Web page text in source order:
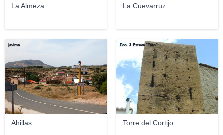
La Almeza La Cuevarruz
Ahillas
javima
Torre del Cortijo
Fco. J. Esteve "Tato"